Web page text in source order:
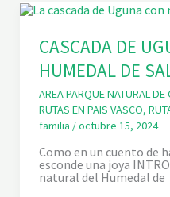
Y
D
.
E
L
C
A
S
T
L
L
O
CASCADA DE
HUMEDAL DE
AREA PARQUE NATURAL DE
RUTAS EN PAIS VASCO,
familia /octubre 15, 2024
Como en un cuento de
esconde una joya
natural del Humedal de